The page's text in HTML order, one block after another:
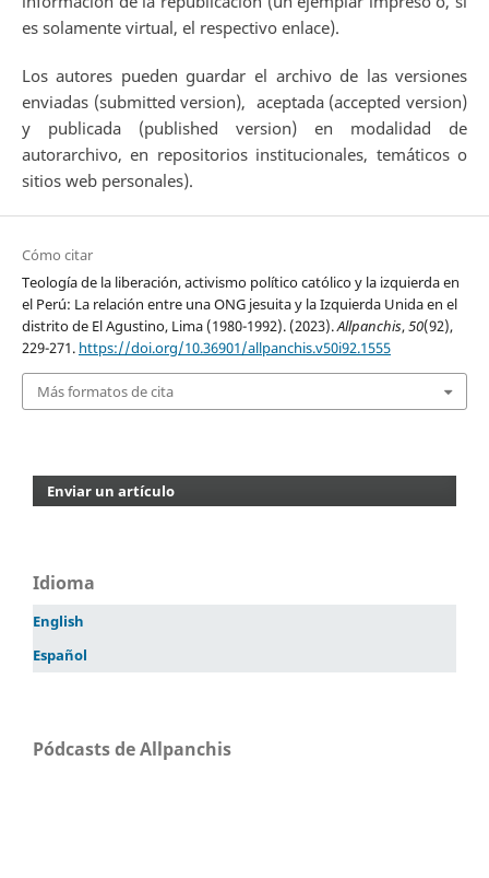
es solamente virtual, el respectivo enlace).
Los autores pueden guardar el archivo de las versiones
enviadas (submitted version), aceptada (accepted version)
y publicada (published version) en modalidad de
autorarchivo, en repositorios institucionales, temáticos o
sitios web personales).
Cómo citar
Teología de la liberación, activismo político católico y la izquierda en
el Perú: La relación entre una ONG jesuita y la Izquierda Unida en el
distrito de El Agustino, Lima (1980-1992). (2023).Allpanchis,50(92),
229-271. https://doi.org/10.36901/allpanchis.v50i92.1555
Más formatos de cita
Enviar un artículo
Idioma
English
Español
Pódcasts de Allpanchis